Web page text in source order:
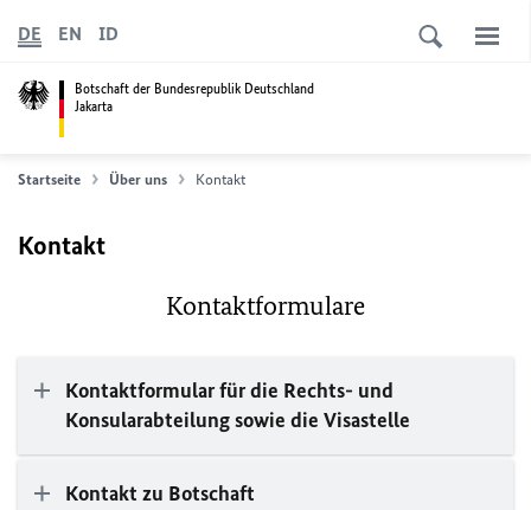
Botschaft der Bundesrepublik Deutschland
Jakarta
DE EN ID
Startseite Über uns Kontakt
Kontakt
Kontaktformulare
Kontaktformular für die Rechts- und
Konsularabteilung sowie die Visastelle
Kontakt zu Botschaft